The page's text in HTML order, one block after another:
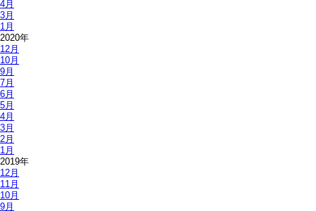
4月
3月
1月
2020年
12月
10月
9月
7月
6月
5月
4月
3月
2月
1月
2019年
12月
11月
10月
9月